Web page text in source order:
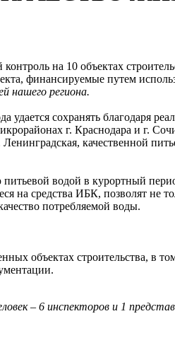
на 10 объектах
финансируемые путем
нашего региона.
сохранять благодаря
г. Краснодара и г.
качественной
водой в курортный
на средства ИБК, позволят не
потребляемой воды.
объектах строительства, в
– 6 инспекторов и 1